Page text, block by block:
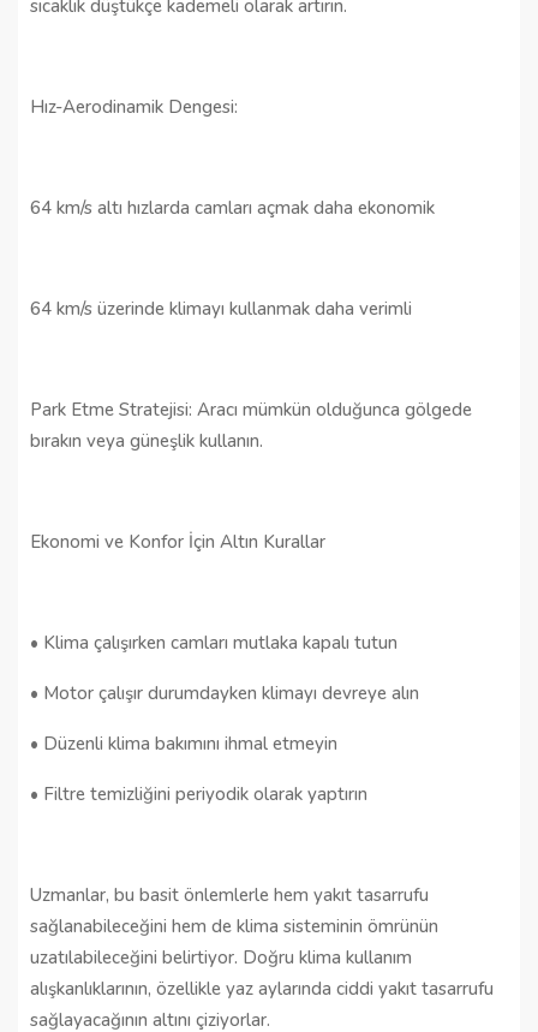
sıcaklık düştükçe kademeli olarak artırın.
Hız-Aerodinamik Dengesi:
64 km/s altı hızlarda camları açmak daha ekonomik
64 km/s üzerinde klimayı kullanmak daha verimli
Park Etme Stratejisi: Aracı mümkün olduğunca gölgede
bırakın veya güneşlik kullanın.
Ekonomi ve Konfor İçin Altın Kurallar
• Klima çalışırken camları mutlaka kapalı tutun
• Motor çalışır durumdayken klimayı devreye alın
• Düzenli klima bakımını ihmal etmeyin
• Filtre temizliğini periyodik olarak yaptırın
Uzmanlar, bu basit önlemlerle hem yakıt tasarrufu
sağlanabileceğini hem de klima sisteminin ömrünün
uzatılabileceğini belirtiyor. Doğru klima kullanım
alışkanlıklarının, özellikle yaz aylarında ciddi yakıt tasarrufu
sağlayacağının altını çiziyorlar.